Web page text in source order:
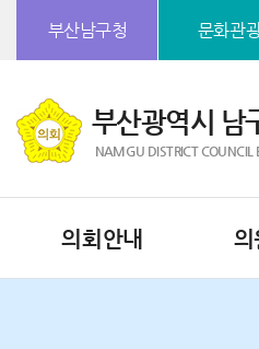
부산남구청
문화관
부산광역시 남
NAMGU DISTRICT COUNCIL
의회안내 의